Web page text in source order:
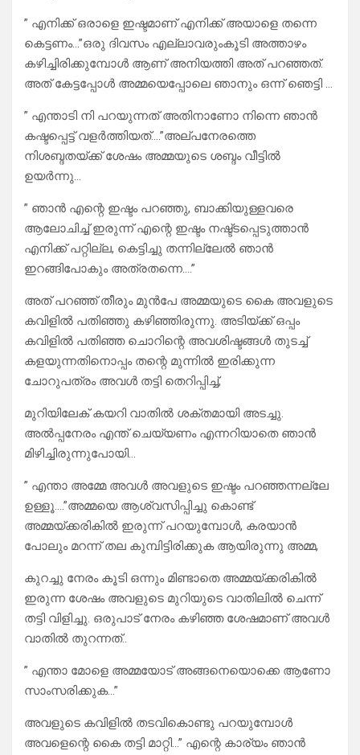
” എനിക്ക് ഒരാളെ ഇഷ്ടമാണ് എനിക്ക് അയാളെ തന്നെ
കെട്ടണം…”ഒരു ദിവസം എല്ലാവരുംകൂടി അത്താഴം
കഴിച്ചിരിക്കുമ്പോൾ ആണ് അനിയത്തി അത് പറഞ്ഞത്.
അത് കേട്ടപ്പോൾ അമ്മയെപ്പോലെ ഞാനും ഒന്ന് ഞെട്ടി …
” എന്താടി നി പറയുന്നത് അതിനാണോ നിന്നെ ഞാൻ
കഷ്ടപ്പെട്ട് വളർത്തിയത്….”അല്പനേരത്തെ
നിശബ്ദതയ്ക്ക് ശേഷം അമ്മയുടെ ശബ്ദം വീട്ടിൽ
ഉയർന്നു…
” ഞാൻ എന്റെ ഇഷ്ടം പറഞ്ഞു, ബാക്കിയുള്ളവരെ
ആലോചിച്ച് ഇരുന്ന് എന്റെ ഇഷ്ടം നഷ്ട്ടപ്പെടുത്താൻ
എനിക്ക് പറ്റില്ല, കെട്ടിച്ചു തന്നില്ലേൽ ഞാൻ
ഇറങ്ങിപോകും അത്രതന്നെ….”
അത് പറഞ്ഞ് തീരും മുൻപേ അമ്മയുടെ കൈ അവളുടെ
കവിളിൽ പതിഞ്ഞു കഴിഞ്ഞിരുന്നു. അടിയ്ക്ക് ഒപ്പം
കവിളിൽ പതിഞ്ഞ ചൊറിന്റെ അവശിഷ്ടങ്ങൾ തുടച്ച്
കളയുന്നതിനൊപ്പം തന്റെ മുന്നിൽ ഇരിക്കുന്ന
ചോറുപത്രം അവൾ തട്ടി തെറിപ്പിച്ച്,
മുറിയിലേക് കയറി വാതിൽ ശക്തമായി അടച്ചു.
അൽപ്പനേരം എന്ത് ചെയ്യണം എന്നറിയാതെ ഞാൻ
മിഴിച്ചിരുന്നുപോയി…
” എന്താ അമ്മേ അവൾ അവളുടെ ഇഷ്ടം പറഞ്ഞന്നല്ലേ
ഉള്ളൂ….”അമ്മയെ ആശ്വസിപ്പിച്ചു കൊണ്ട്
അമ്മയ്ക്കരികിൽ ഇരുന്ന് പറയുമ്പോൾ, കരയാൻ
പോലും മറന്ന് തല കുമ്പിട്ടിരിക്കുക ആയിരുന്നു അമ്മ,
കുറച്ചു നേരം കൂടി ഒന്നും മിണ്ടാതെ അമ്മയ്ക്കരികിൽ
ഇരുന്ന ശേഷം അവളുടെ മുറിയുടെ വാതിലിൽ ചെന്ന്
തട്ടി വിളിച്ചു. ഒരുപാട് നേരം കഴിഞ്ഞ ശേഷമാണ് അവൾ
വാതിൽ തുറന്നത്..
” എന്താ മോളെ അമ്മയോട് അങ്ങനെയൊക്കെ ആണോ
സാംസരിക്കുക…”
അവളുടെ കവിളിൽ തടവികൊണ്ടു പറയുമ്പോൾ
അവളെന്റെ കൈ തട്ടി മാറ്റി…” എന്റെ കാര്യം ഞാൻ